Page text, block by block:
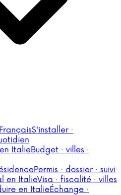
S'installer ·
ItalieBudget · villes ·
Permis · dossier · suivi
en ItalieVisa · fiscalité · villes
en ItalieÉchange ·